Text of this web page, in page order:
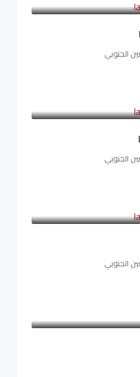
الجنوبي
الجنوبي
الجنوبي